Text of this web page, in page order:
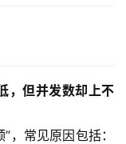
，但并发数却上不
，常见原因包括：